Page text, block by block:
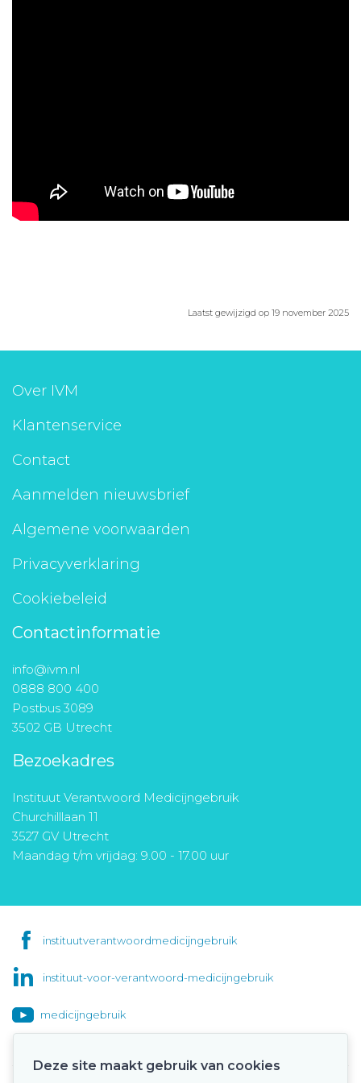
Laatst gewijzigd op 19 november 2025
Over IVM
Klantenservice
Contact
Aanmelden nieuwsbrief
Algemene voorwaarden
Privacyverklaring
Cookiebeleid
Contactinformatie
info@ivm.nl
0888 800 400
Postbus 3089
3502 GB Utrecht
Bezoekadres
Instituut Verantwoord Medicijngebruik
Churchilllaan 11
3527 GV Utrecht
Maandag t/m vrijdag: 9.00 - 17.00 uur
instituutverantwoordmedicijngebruik
instituut-voor-verantwoord-medicijngebruik
medicijngebruik
Deze site maakt gebruik van cookies